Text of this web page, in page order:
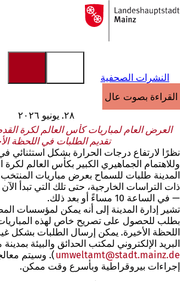
الانتقال إلى المحتوى
إلى
الصفحة
النشرات الصحفية
القراءة بصوت عالٍ
٢٨. يونيو ٢٠٢٦
العرض العام لمباريات كأس العالم لكرة
تقديم الطلبات في اللحظة
نظرًا لارتفاع درجات الحرارة بشكل استثنائي
وللاهتمام الجماهيري الكبير بكأس العالم لكرة
المدينة طلبات للسماح بعرض مباريات
ذات التراسات الخارجية، حتى تلك التي تبدأ
— في الساعة 10 مساءً أو بعد ذلك.
تشير إدارة المدينة إلى أنه يمكن لمؤسسات
بطلب للحصول على تصريح خاص لهذه
اللحظة الأخيرة. يمكن إرسال الطلبات بشكل
البريد الإلكتروني لمكتب الحدائق والبيئة بمدينة
umweltamt
stadt.mainz de
). وسيتم
إجراءات بيروقراطية وبأسرع وقت ممكن.